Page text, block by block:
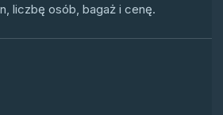
liczbę osób, bagaż i cenę.